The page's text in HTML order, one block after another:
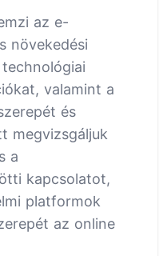
az e-
növekedési
valamint a
és
megvizsgáljuk
a
kapcsolatot,
platformok
az online